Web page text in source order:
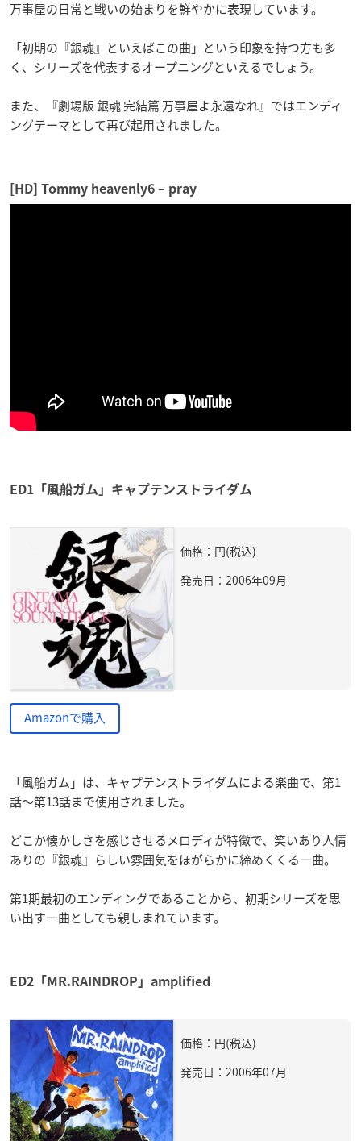
万事屋の日常と戦いの始まりを鮮やかに表現しています。
「初期の『銀魂』といえばこの曲」という印象を持つ方も多
く、シリーズを代表するオープニングといえるでしょう。
また、『劇場版 銀魂 完結篇 万事屋よ永遠なれ』ではエンディ
ングテーマとして再び起用されました。
[HD] Tommy heavenly6 – pray
ED1「風船ガム」キャプテンストライダム
価格：円(税込)
発売日：2006年09月
Amazonで購入
「風船ガム」は、キャプテンストライダムによる楽曲で、第1
話～第13話まで使用されました。
どこか懐かしさを感じさせるメロディが特徴で、笑いあり人情
ありの『銀魂』らしい雰囲気をほがらかに締めくくる一曲。
第1期最初のエンディングであることから、初期シリーズを思
い出す一曲としても親しまれています。
ED2「MR.RAINDROP」amplified
価格：円(税込)
発売日：2006年07月